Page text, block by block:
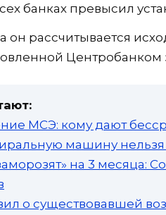
банках превысил
он рассчитывается
Центробанком
МСЭ: кому дают
машину нельзя
на 3 месяца:
о существовавшей